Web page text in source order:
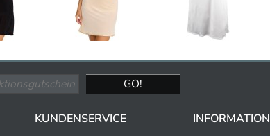
KUNDENSERVICE INFORMATION